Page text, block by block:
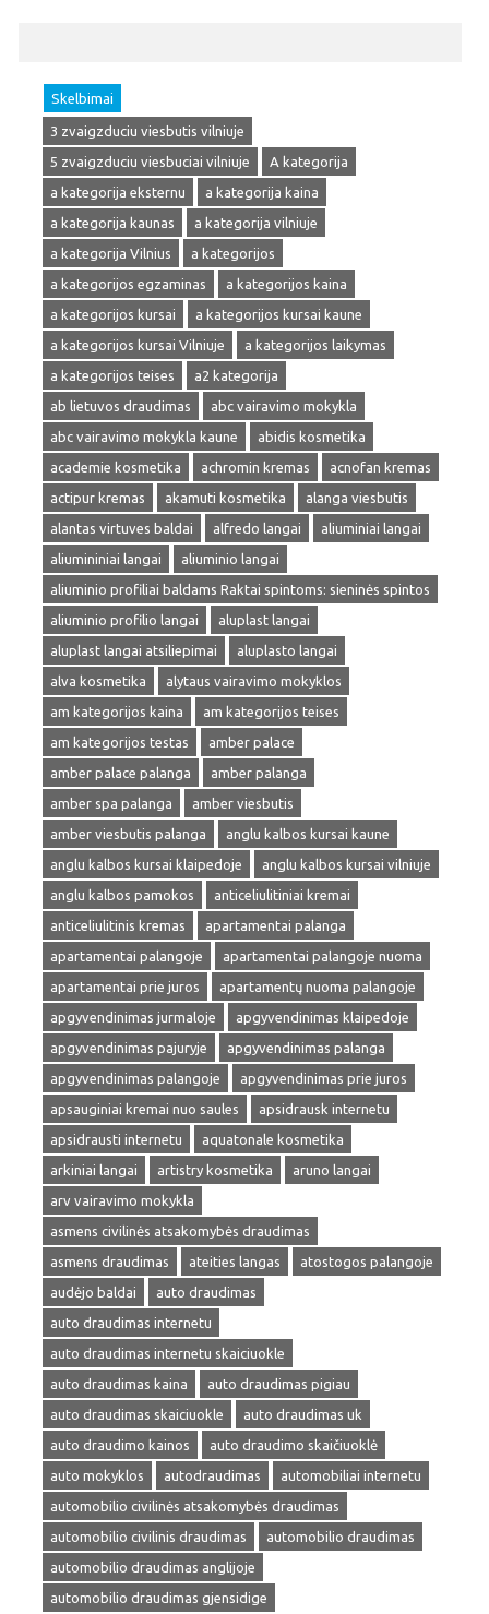
Skelbimai
3 zvaigzduciu viesbutis vilniuje
5 zvaigzduciu viesbuciai vilniuje
A kategorija
a kategorija eksternu
a kategorija kaina
a kategorija kaunas
a kategorija vilniuje
a kategorija Vilnius
a kategorijos
a kategorijos egzaminas
a kategorijos kaina
a kategorijos kursai
a kategorijos kursai kaune
a kategorijos kursai Vilniuje
a kategorijos laikymas
a kategorijos teises
a2 kategorija
ab lietuvos draudimas
abc vairavimo mokykla
abc vairavimo mokykla kaune
abidis kosmetika
academie kosmetika
achromin kremas
acnofan kremas
actipur kremas
akamuti kosmetika
alanga viesbutis
alantas virtuves baldai
alfredo langai
aliuminiai langai
aliumininiai langai
aliuminio langai
aliuminio profiliai baldams Raktai spintoms: sieninės spintos
aliuminio profilio langai
aluplast langai
aluplast langai atsiliepimai
aluplasto langai
alva kosmetika
alytaus vairavimo mokyklos
am kategorijos kaina
am kategorijos teises
am kategorijos testas
amber palace
amber palace palanga
amber palanga
amber spa palanga
amber viesbutis
amber viesbutis palanga
anglu kalbos kursai kaune
anglu kalbos kursai klaipedoje
anglu kalbos kursai vilniuje
anglu kalbos pamokos
anticeliulitiniai kremai
anticeliulitinis kremas
apartamentai palanga
apartamentai palangoje
apartamentai palangoje nuoma
apartamentai prie juros
apartamentų nuoma palangoje
apgyvendinimas jurmaloje
apgyvendinimas klaipedoje
apgyvendinimas pajuryje
apgyvendinimas palanga
apgyvendinimas palangoje
apgyvendinimas prie juros
apsauginiai kremai nuo saules
apsidrausk internetu
apsidrausti internetu
aquatonale kosmetika
arkiniai langai
artistry kosmetika
aruno langai
arv vairavimo mokykla
asmens civilinės atsakomybės draudimas
asmens draudimas
ateities langas
atostogos palangoje
audėjo baldai
auto draudimas
auto draudimas internetu
auto draudimas internetu skaiciuokle
auto draudimas kaina
auto draudimas pigiau
auto draudimas skaiciuokle
auto draudimas uk
auto draudimo kainos
auto draudimo skaičiuoklė
auto mokyklos
autodraudimas
automobiliai internetu
automobilio civilinės atsakomybės draudimas
automobilio civilinis draudimas
automobilio draudimas
automobilio draudimas anglijoje
automobilio draudimas gjensidige